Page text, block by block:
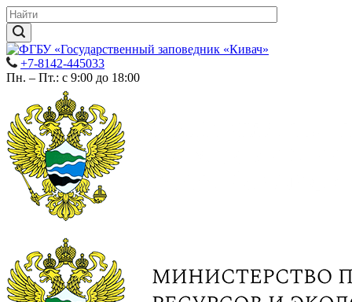
+7-8142-445033
Пн. – Пт.: с 9:00 до 18:00